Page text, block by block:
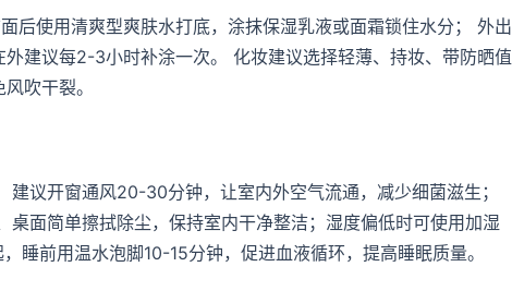
后使用清爽型爽肤水打底，涂抹保湿乳液或面霜锁住水分； 外出
建议每2-3小时补涂一次。 化妆建议选择轻薄、持妆、带防晒值
吹干裂。
议开窗通风20-30分钟，让室内外空气流通，减少细菌滋生；
面简单擦拭除尘，保持室内干净整洁；湿度偏低时可使用加湿
前用温水泡脚10-15分钟，促进血液循环，提高睡眠质量。